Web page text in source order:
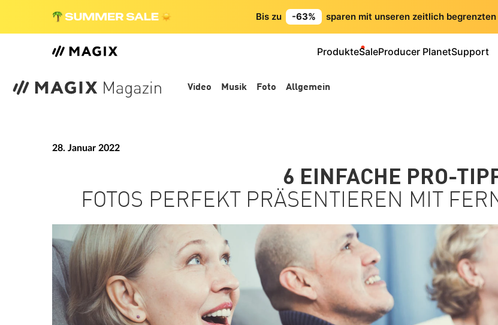
Bis zu -63% sparen mit unseren zeitlich
ProdukteSaleProducer PlanetSupport
Video Musik Foto Allgemein
28. Januar 2022
6 EINFACHE PRO-
FOTOS PERFEKT PRÄSENTIEREN MIT